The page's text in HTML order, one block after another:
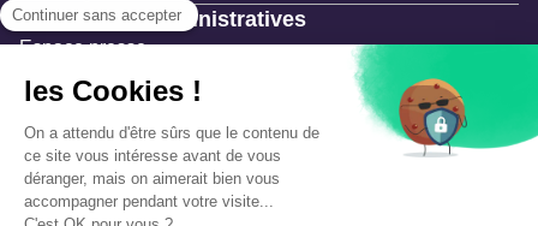
Ressources administratives
Espace presse
Documentation
Marchés publics
Appels à projets & avis d'attribution
Mesures de publicité
Concertations et enquêtes publiques